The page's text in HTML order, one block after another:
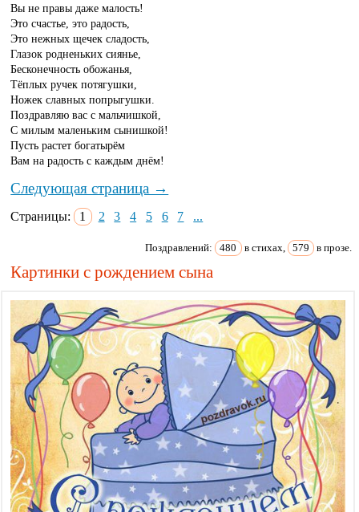
Вы не правы даже малость!
Это счастье, это радость,
Это нежных щечек сладость,
Глазок родненьких сиянье,
Бесконечность обожанья,
Тёплых ручек потягушки,
Ножек славных попрыгушки.
Поздравляю вас с мальчишкой,
С милым маленьким сынишкой!
Пусть растет богатырём
Вам на радость с каждым днём!
Следующая страница →
Страницы: 1 2 3 4 5 6 7 ...
Поздравлений: 480 в стихах, 579 в прозе.
Картинки с рождением сына